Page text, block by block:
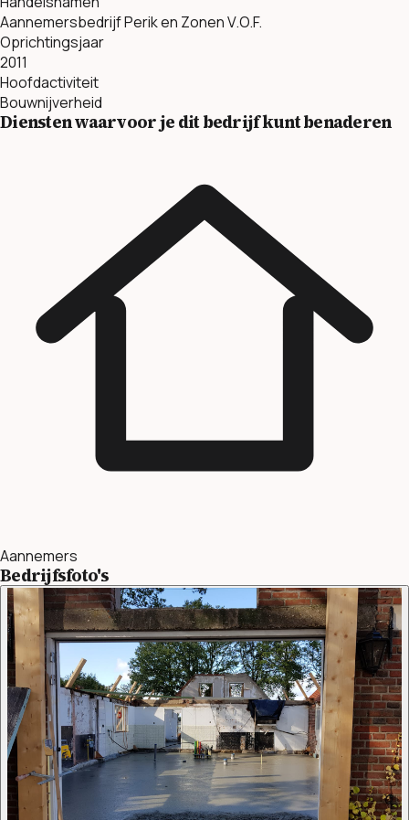
Aannemersbedrijf Perik en Zonen V.O.F.
Oprichtingsjaar
2011
Hoofdactiviteit
Bouwnijverheid
Diensten waarvoor je dit bedrijf kunt benaderen
Aannemers
Bedrijfsfoto's